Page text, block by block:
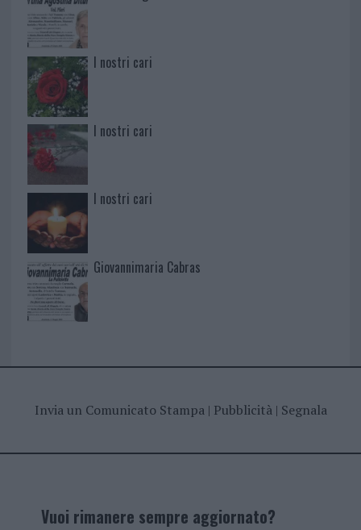
I nostri cari
I nostri cari
I nostri cari
Giovannimaria Cabras
Invia un Comunicato Stampa| Pubblicità| Segnala
Vuoi rimanere sempre aggiornato?